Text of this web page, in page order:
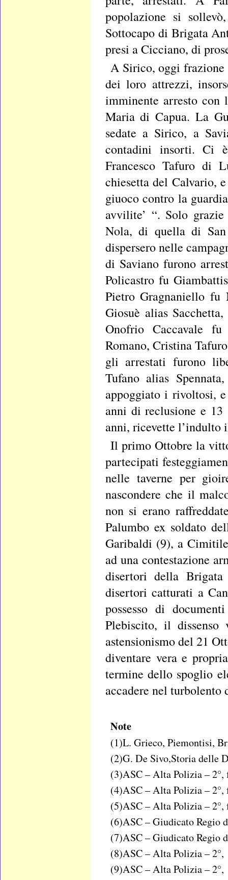
popolazione si
Sottocapo di Brigata
presi a Cicciano, di
A Sirico, oggi frazione
dei loro attrezzi,
imminente arresto con
Maria di Capua. La
sedate a Sirico, a
contadini insorti. Ci
Francesco Tafuro di
chiesetta del Calvario,
giuoco contro la
avvilite’ “. Solo
Nola, di quella di
dispersero nelle
di Saviano furono
Policastro fu
Pietro Gragnaniello
Giosuè alias
Onofrio Caccavale
Romano, Cristina
gli arrestati furono
Tufano alias
appoggiato i rivoltosi,
anni di reclusione e
anni, ricevette l’indulto
Il primo Ottobre la
partecipati
nelle taverne per
nascondere che il
non si erano
Palumbo ex soldato
Garibaldi (9), a
ad una contestazione
disertori della
disertori catturati a
possesso di
Plebiscito, il dissenso
astensionismo del 21
diventare vera e
termine dello spoglio
accadere nel
Note
(1)L. Grieco, Piemontisi,
(2)G. De Sivo,Storia delle
(3)ASC – Alta Polizia – 2°,
(4)ASC – Alta Polizia – 2°,
(5)ASC – Alta Polizia – 2°,
(6)ASC – Giudicato Regio
(7)ASC – Giudicato Regio
(8)ASC – Alta Polizia –
(9)ASC – Alta Polizia –